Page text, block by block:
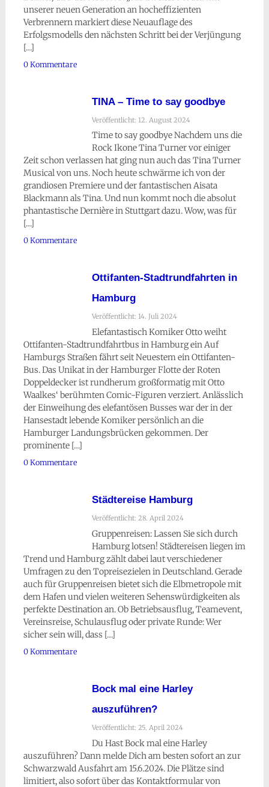
unserer neuen Generation an hocheffizienten
Verbrennern markiert diese Neuauflage des
Erfolgsmodells den nächsten Schritt bei der Verjüngung
[…]
0 Kommentare
TINA – Time to say goodbye
Veröffentlicht: 12. August 2024
Time to say goodbye Nachdem uns die
Rock Ikone Tina Turner vor einiger
Zeit schon verlassen hat ging nun auch das Tina Turner
Musical von uns. Noch heute schwärme ich von der
grandiosen Premiere und der fantastischen Aisata
Blackmann als Tina. Und nun kommt noch die absolut
phantastische Dernière in Stuttgart dazu. Wow, was für
[…]
0 Kommentare
Ottifanten-Stadtrundfahrten in
Hamburg
Veröffentlicht: 14. Juli 2024
Elefantastisch Komiker Otto weiht
Ottifanten-Stadtrundfahrtbus in Hamburg ein Auf
Hamburgs Straßen fährt seit Neuestem ein Ottifanten-
Bus. Das Unikat in der Hamburger Flotte der Roten
Doppeldecker ist rundherum großformatig mit Otto
Waalkes‘ berühmten Comic-Figuren verziert. Anlässlich
der Einweihung des elefantösen Busses war der in der
Hansestadt lebende Komiker persönlich an die
Hamburger Landungsbrücken gekommen. Der
prominente […]
0 Kommentare
Städtereise Hamburg
Veröffentlicht: 28. April 2024
Gruppenreisen: Lassen Sie sich durch
Hamburg lotsen! Städtereisen liegen im
Trend und Hamburg zählt dabei laut verschiedener
Umfragen zu den Topreisezielen in Deutschland. Gerade
auch für Gruppenreisen bietet sich die Elbmetropole mit
dem Hafen und vielen weiteren Sehenswürdigkeiten als
perfekte Destination an. Ob Betriebsausflug, Teamevent,
Vereinsreise, Schulausflug oder private Runde: Wer
sicher sein will, dass […]
0 Kommentare
Bock mal eine Harley
auszuführen?
Veröffentlicht: 25. April 2024
Du Hast Bock mal eine Harley
auszuführen? Dann melde Dich am besten sofort an zur
Schwarzwald Ausfahrt am 15.6.2024. Die Plätze sind
limitiert, also sofort über das Kontaktformular von